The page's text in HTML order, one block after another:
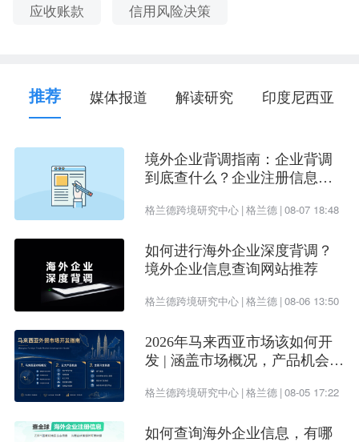
应收账款 信用风险决策
推荐 媒体报道 解读研究 印度尼西亚
境外企业背调指南：企业背调
到底查什么？企业注册信息、
次看懂
格兰德跨境研究中心 | 格兰德 | 08-07 18:48
如何进行海外企业深度背调？
境外企业信息查询网站推荐
格兰德跨境研究中心 | 格兰德 | 08-06 13:50
2026年马来西亚市场该如何开
发 | 涵盖市场概况，产品机会及
格兰德跨境研究中心 | 格兰德 | 08-05 17:22
如何查询海外企业信息，有哪